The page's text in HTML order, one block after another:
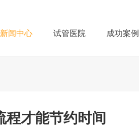
新闻中心 试管医院 成功案例
程才能节约时间